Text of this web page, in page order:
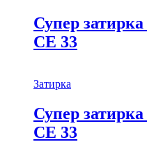
Супер
СЕ 33
Затирка
Супер
СЕ 33